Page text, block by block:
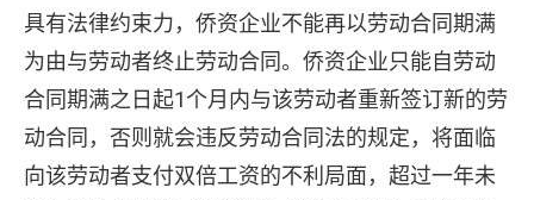
具有法律约束力，侨资企业不能再以劳动合同期满
为由与劳动者终止劳动合同。侨资企业只能自劳动
合同期满之日起1个月内与该劳动者重新签订新的劳
动合同，否则就会违反劳动合同法的规定，将面临
向该劳动者支付双倍工资的不利局面，超过一年未